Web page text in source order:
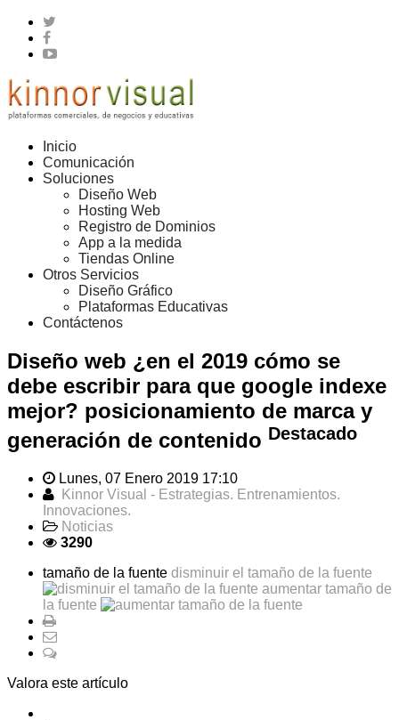
Inicio
Comunicación
Soluciones
Diseño Web
Hosting Web
Registro de Dominios
App a la medida
Tiendas Online
Otros Servicios
Diseño Gráfico
Plataformas Educativas
Contáctenos
Diseño web ¿en el 2019 cómo se
debe escribir para que google indexe
mejor? posicionamiento de marca y
generación de contenido Destacado
Lunes, 07 Enero 2019 17:10
Kinnor Visual - Estrategias. Entrenamientos.
Innovaciones.
Noticias
3290
tamaño de la fuente disminuir el tamaño de la fuente
aumentar tamaño de
la fuente
Valora este artículo